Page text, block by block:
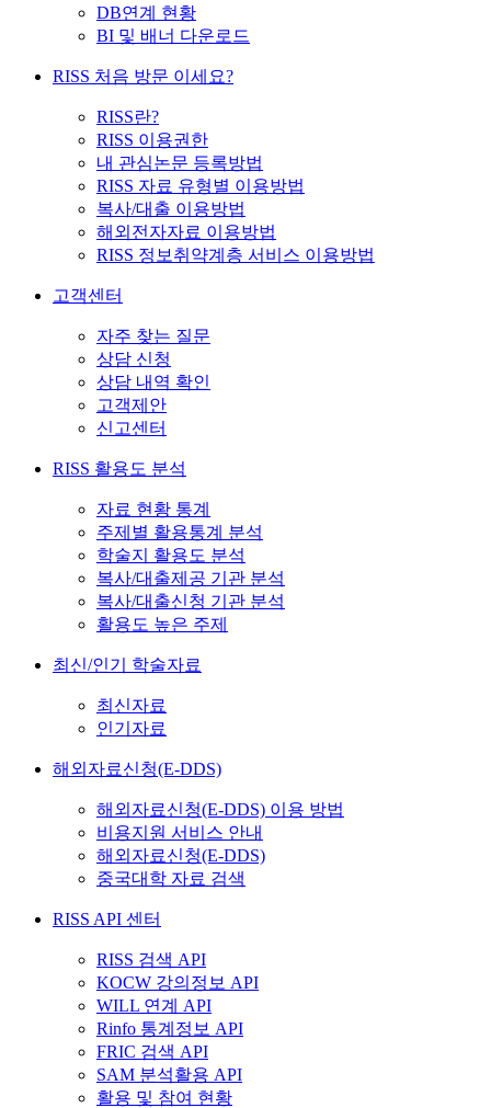
DB연계 현황
BI 및 배너 다운로드
RISS 처음 방문 이세요?
RISS란?
RISS 이용권한
내 관심논문 등록방법
RISS 자료 유형별 이용방법
복사/대출 이용방법
해외전자자료 이용방법
RISS 정보취약계층 서비스 이용방법
고객센터
자주 찾는 질문
상담 신청
상담 내역 확인
고객제안
신고센터
RISS 활용도 분석
자료 현황 통계
주제별 활용통계 분석
학술지 활용도 분석
복사/대출제공 기관 분석
복사/대출신청 기관 분석
활용도 높은 주제
최신/인기 학술자료
최신자료
인기자료
해외자료신청(E-DDS)
해외자료신청(E-DDS) 이용 방법
비용지원 서비스 안내
해외자료신청(E-DDS)
중국대학 자료 검색
RISS API 센터
RISS 검색 API
KOCW 강의정보 API
WILL 연계 API
Rinfo 통계정보 API
FRIC 검색 API
SAM 분석활용 API
활용 및 참여 현황